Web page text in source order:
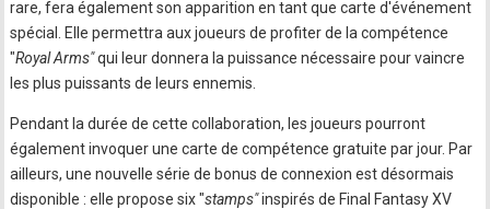
rare, fera également son apparition en tant que carte d'événement
spécial. Elle permettra aux joueurs de profiter de la compétence
"Royal Arms"qui leur donnera la puissance nécessaire pour vaincre
les plus puissants de leurs ennemis.
Pendant la durée de cette collaboration, les joueurs pourront
également invoquer une carte de compétence gratuite par jour. Par
ailleurs, une nouvelle série de bonus de connexion est désormais
disponible : elle propose six "stamps"inspirés de Final Fantasy XV